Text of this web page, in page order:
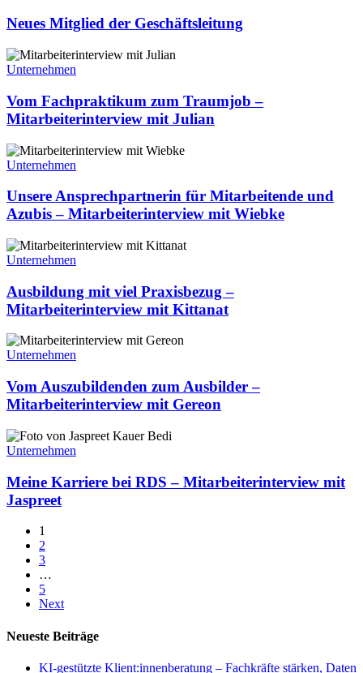
Neues Mitglied der Geschäftsleitung
Vom
Fachpraktikum
Traumjob
–
Mitarbeiterinterview
mit
Julian
Unternehmen
Vom Fachpraktikum zum Traumjob –
Mitarbeiterinterview mit Julian
Unsere
Ansprechpartnerin
Mitarbeitende
und
Azubis
–
Mitarbeiterinterview
mit
Unternehmen
Unsere Ansprechpartnerin für Mitarbeitende und
Azubis – Mitarbeiterinterview mit Wiebke
Ausbildung
mit
Praxisbezug
–
Mitarbeiterinterview
mit
Kittanat
Unternehmen
Ausbildung mit viel Praxisbezug –
Mitarbeiterinterview mit Kittanat
Vom
Auszubildenden
Ausbilder
–
Mitarbeiterinterview
mit
Gereon
Unternehmen
Vom Auszubildenden zum Ausbilder –
Mitarbeiterinterview mit Gereon
Meine
Karriere
RDS
–
Mitarbeiterinterview
Jaspreet
Unternehmen
Meine Karriere bei RDS – Mitarbeiterinterview mit
Jaspreet
1
2
3
…
5
Next
Neueste Beiträge
KI-gestützte Klient:innenberatung – Fachkräfte stärken, Daten